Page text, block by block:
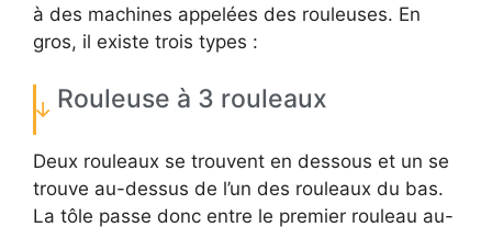
à des machines appelées des rouleuses. En
gros, il existe trois types :
Rouleuse à 3 rouleaux
Deux rouleaux se trouvent en dessous et un se
trouve au-dessus de l’un des rouleaux du bas.
La tôle passe donc entre le premier rouleau au-